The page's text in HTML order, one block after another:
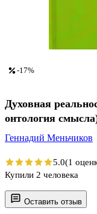
Оставить отзыв
-17%
Духовная
онтология
Геннадий Меньчиков
5.0(1
Купили 2 человека